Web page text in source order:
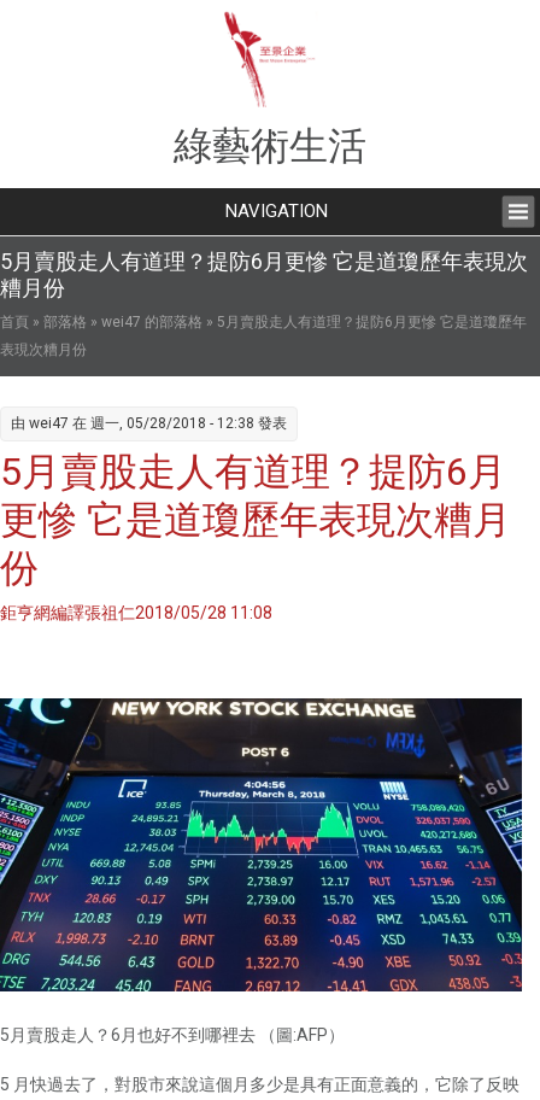
綠藝術生活
NAVIGATION
5月賣股走人有道理？提防6月更慘 它是道瓊歷年表現次
糟月份
您在這裡
首頁 » 部落格 » wei47 的部落格 » 5月賣股走人有道理？提防6月更慘 它是道瓊歷年
表現次糟月份
由 wei47 在 週一, 05/28/2018 - 12:38 發表
5月賣股走人有道理？提防6月
更慘 它是道瓊歷年表現次糟月
份
鉅亨網編譯張祖仁2018/05/28 11:08
5月賣股走人？6月也好不到哪裡去 （圖:AFP）
5 月快過去了，對股市來說這個月多少是具有正面意義的，它除了反映